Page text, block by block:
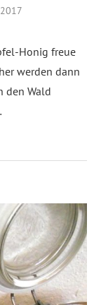
Honig freue
werden dann
den Wald